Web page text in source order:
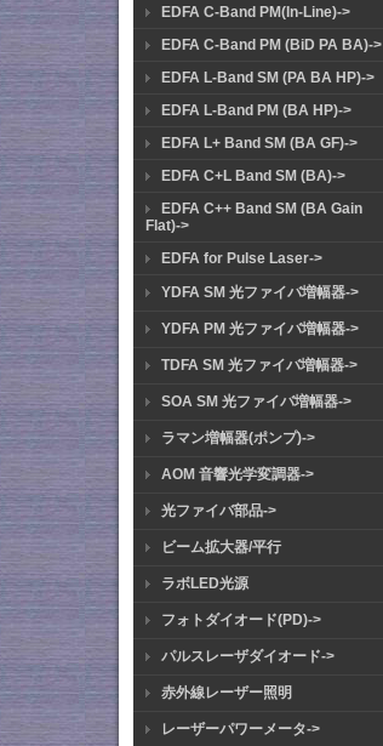
EDFA C-Band PM(In-Line)->
EDFA C-Band PM (BiD PA BA)->
EDFA L-Band SM (PA BA HP)->
EDFA L-Band PM (BA HP)->
EDFA L+ Band SM (BA GF)->
EDFA C+L Band SM (BA)->
EDFA C++ Band SM (BA Gain
Flat)->
EDFA for Pulse Laser->
YDFA SM 光ファイバ増幅器->
YDFA PM 光ファイバ増幅器->
TDFA SM 光ファイバ増幅器->
SOA SM 光ファイバ増幅器->
ラマン増幅器(ポンプ)->
AOM 音響光学変調器->
光ファイバ部品->
ビーム拡大器/平行
ラボLED光源
フォトダイオード(PD)->
パルスレーザダイオード->
赤外線レーザー照明
レーザーパワーメータ->